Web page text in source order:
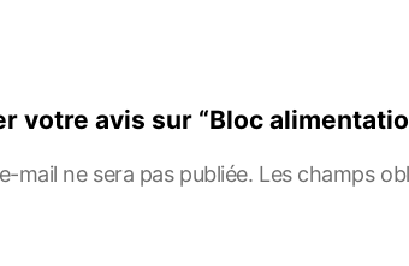
votre avis sur “Bloc
mail ne sera pas publiée. Les champs